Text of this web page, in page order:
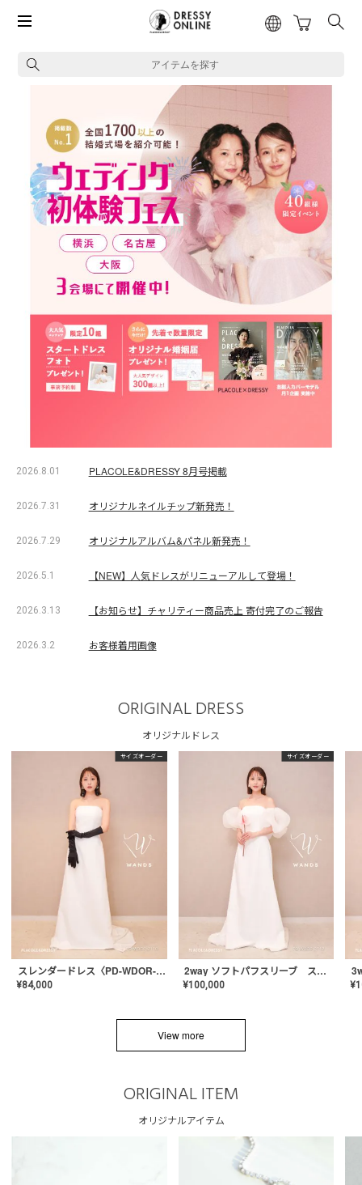
アイテムを探す
2026.8.01 PLACOLE&DRESSY 8月号掲載
2026.7.31 オリジナルネイルチップ新発売！
2026.7.29 オリジナルアルバム&パネル新発売！
2026.5.1 【NEW】人気ドレスがリニューアルして登場！
2026.3.13 【お知らせ】チャリティー商品売上 寄付完了のご報告
2026.3.2 お客様着用画像
ORIGINAL DRESS
オリジナルドレス
サイズオーダー
スレンダードレス〈PD-WDOR-2110〉
¥84,000
サイズオーダー
2way ソフトパフスリーブ スレンダードレス〈PD-WDOR-2112〉
¥100,000 ¥
View more
ORIGINAL ITEM
オリジナルアイテム